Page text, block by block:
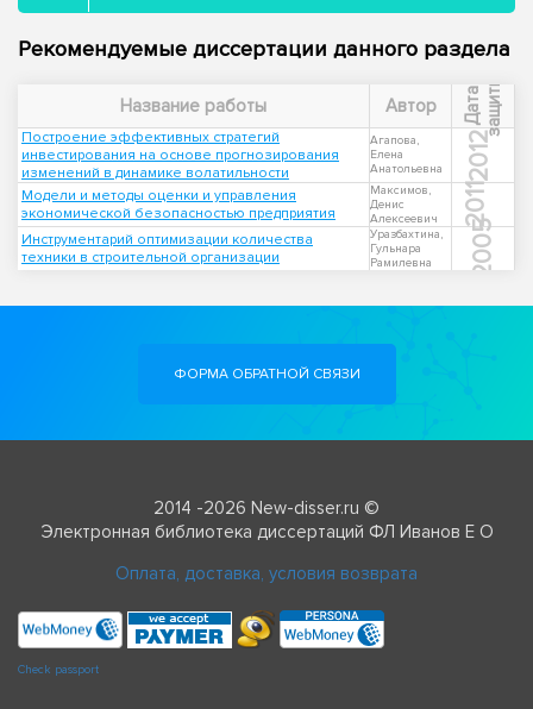
Рекомендуемые диссертации данного раздела
Название работы Автор Д
а
т
а
з
а
щ
и
т ы
Построение эффективных стратегий
инвестирования на основе прогнозирования
изменений в динамике волатильности
Агапова,
Елена
Анатольевна
2012
Модели и методы оценки и управления
экономической безопасностью предприятия
Максимов,
Денис
Алексеевич
2011
Инструментарий оптимизации количества
техники в строительной организации
Уразбахтина,
Гульнара
Рамилевна
2005
ФОРМА ОБРАТНОЙ СВЯЗИ
2014 -2026 New-disser.ru ©
Электронная библиотека диссертаций ФЛ Иванов Е О
Оплата, доставка, условия возврата
Check passport